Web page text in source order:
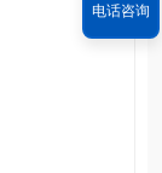
电话咨询